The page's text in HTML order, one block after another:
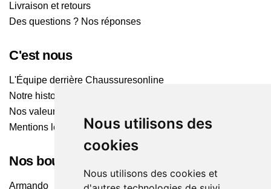
Nous utilisons des
cookies
Nous utilisons des cookies et
Livraison et retours
Des questions ? Nos réponses
C'est nous
L'Équipe derrière Chaussuresonline
Notre histoire
Nos valeurs
Mentions légales
Nos boutiques
Armando